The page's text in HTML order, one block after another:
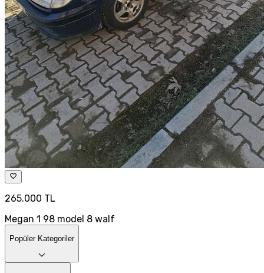
265.000 TL
Megan 1 98 model 8 walf
Popüler Kategoriler